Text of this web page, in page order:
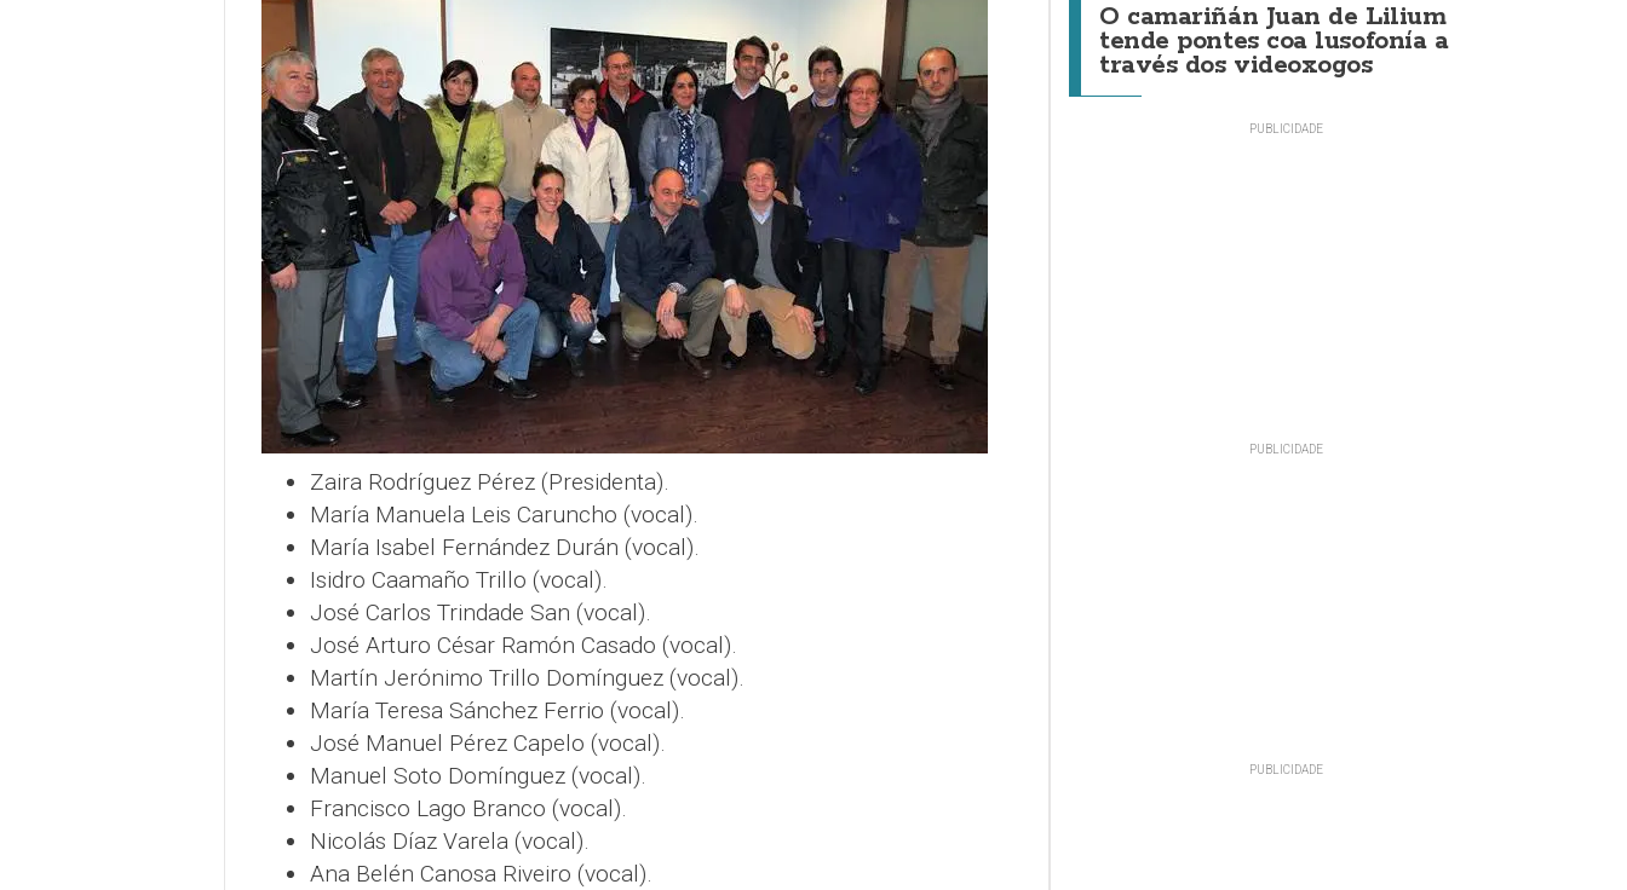
Zaira Rodríguez Pérez (Presidenta).
María Manuela Leis Caruncho (vocal).
María Isabel Fernández Durán (vocal).
Isidro Caamaño Trillo (vocal).
José Carlos Trindade San (vocal).
José Arturo César Ramón Casado (vocal).
Martín Jerónimo Trillo Domínguez (vocal).
María Teresa Sánchez Ferrio (vocal).
José Manuel Pérez Capelo (vocal).
Manuel Soto Domínguez (vocal).
Francisco Lago Branco (vocal).
Nicolás Díaz Varela (vocal).
Ana Belén Canosa Riveiro (vocal).
O camariñán Juan de Lilium
tende pontes coa lusofonía a
través dos videoxogos